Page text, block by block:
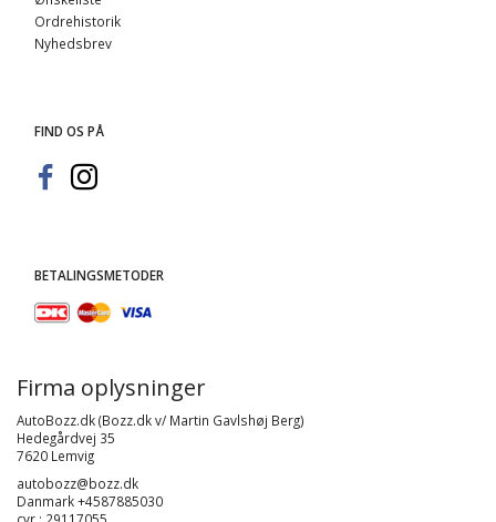
Ordrehistorik
Nyhedsbrev
FIND OS PÅ
BETALINGSMETODER
Firma oplysninger
AutoBozz.dk (Bozz.dk v/ Martin Gavlshøj Berg)
Hedegårdvej 35
7620 Lemvig
autobozz@bozz.dk
Danmark +4587885030